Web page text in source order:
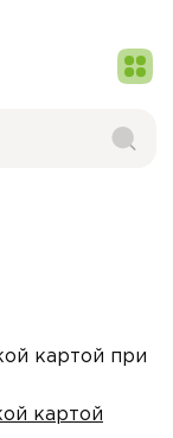
картой при
картой